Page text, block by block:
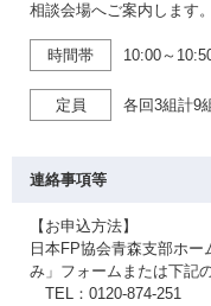
相談会場へご案内します。
時間帯 10:00～
定員 各回3組計9
連絡事項等
【お申込方法】
日本FP協会青森支部ホ
み」フォームまたは下記
TEL：0120-874-251